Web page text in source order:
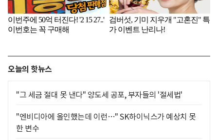
오늘의 핫뉴스
"그 세금 절대 못 낸다" 양도세 공포, 부자들의 '절세법'
"엔비디아에 올인했는데 이런…" SK하이닉스가 예상치 못
한 변수